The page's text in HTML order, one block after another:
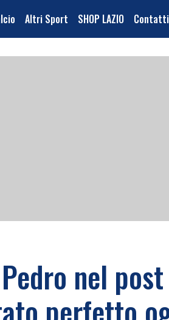
Altri Sport SHOP LAZIO Contatti
Pedro nel
perfetto